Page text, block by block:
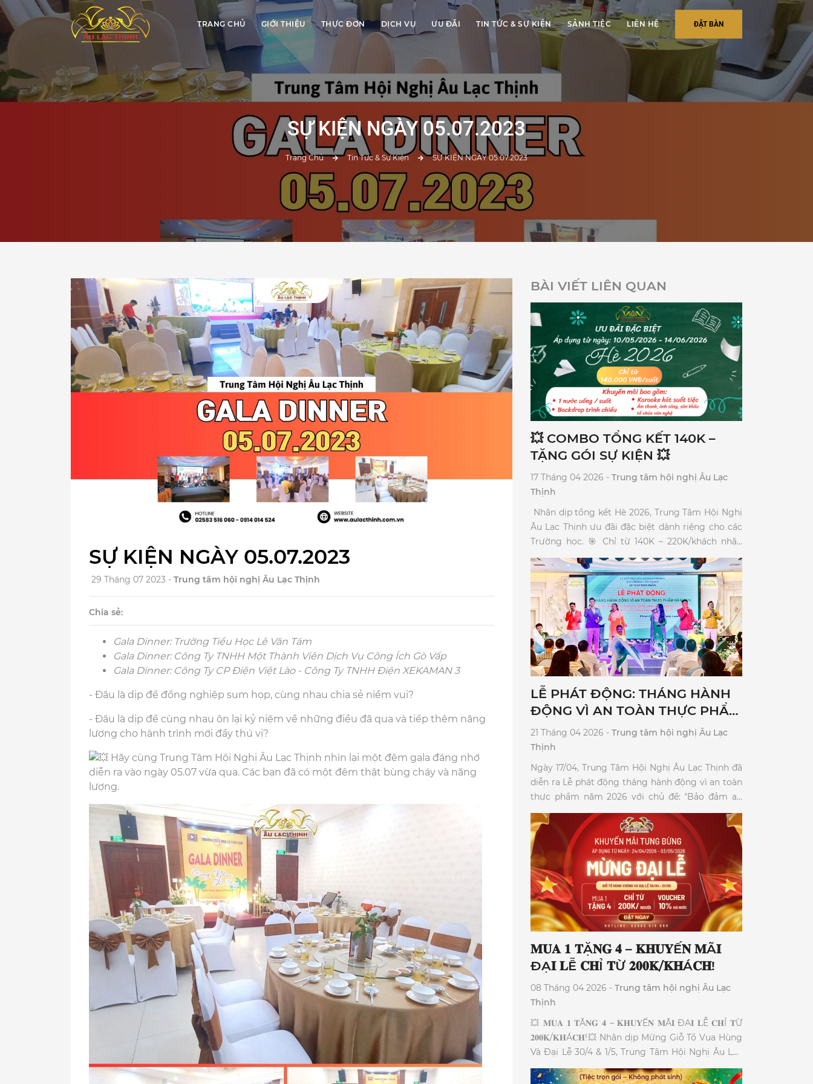
TRANG CHỦ GIỚI THIỆU THỰC ĐƠN DỊCH VỤ ƯU ĐÃI TIN TỨC & SỰ KIỆN SẢNH TIỆC LIÊN HỆ ĐẶT BÀN
SỰ KIỆN NGÀY 05.07.2023
Trang Chủ Tin Tức & Sự Kiện SỰ KIỆN NGÀY 05.07.2023
SỰ KIỆN NGÀY 05.07.2023
29 Tháng 07 2023 - Trung tâm hội nghị Âu Lạc Thịnh
Chia sẻ:
Gala Dinner: Trường Tiểu Học Lê Văn Tám
️Gala Dinner: Công Ty TNHH Một Thành Viên Dịch Vụ Công Ích Gò Vấp
️Gala Dinner: Công Ty CP Điện Việt Lào - Công Ty TNHH Điện XEKAMAN 3
- Đâu là dịp để đồng nghiệp sum họp, cùng nhau chia sẻ niềm vui?
- Đâu là dịp để cùng nhau ôn lại kỷ niệm về những điều đã qua và tiếp thêm năng
lượng cho hành trình mới đầy thú vị?
Hãy cùng Trung Tâm Hội Nghị Âu Lạc Thịnh nhìn lại một đêm gala đáng nhớ
diễn ra vào ngày 05.07 vừa qua. Các bạn đã có một đêm thật bùng cháy và năng
lượng.
BÀI VIẾT LIÊN QUAN
💥 COMBO TỔNG KẾT 140K –
TẶNG GÓI SỰ KIỆN 💥
17 Tháng 04 2026 - Trung tâm hội nghị Âu Lạc
Thịnh
​ Nhân dịp tổng kết Hè 2026, Trung Tâm Hội Nghị
Âu Lạc Thịnh ưu đãi đặc biệt dành riêng cho các
Trường học. 🎯 Chỉ từ 140K – 220K/khách nhận
LỄ PHÁT ĐỘNG: THÁNG HÀNH
ĐỘNG VÌ AN TOÀN THỰC PHẨM
NĂM 2026.
21 Tháng 04 2026 - Trung tâm hội nghị Âu Lạc
Thịnh
Ngày 17/04, Trung Tâm Hội Nghị Âu Lạc Thịnh đã
diễn ra Lễ phát động tháng hành động vì an toàn
thực phẩm năm 2026 với chủ đề: "Bảo đảm an
toàn thực phẩm, phòng ngừa ngộ độc thực
phẩm trong dịch vụ ăn uống và thức ăn đường
phố."
𝐌𝐔𝐀 𝟏 𝐓Ặ𝐍𝐆 𝟒 – 𝐊𝐇𝐔𝐘Ế𝐍 𝐌Ã𝐈
ĐẠ𝐈 𝐋Ễ 𝐂𝐇Ỉ 𝐓Ừ 𝟐𝟎𝟎𝐊/𝐊𝐇Á𝐂𝐇!
08 Tháng 04 2026 - Trung tâm hội nghị Âu Lạc
Thịnh
💥 𝐌𝐔𝐀 𝟏 𝐓Ặ𝐍𝐆 𝟒 – 𝐊𝐇𝐔𝐘Ế𝐍 𝐌Ã𝐈 ĐẠ𝐈 𝐋Ễ 𝐂𝐇Ỉ 𝐓Ừ
𝟐𝟎𝟎𝐊/𝐊𝐇Á𝐂𝐇!💥 Nhân dịp Mừng Giỗ Tổ Vua Hùng
Và Đại Lễ 30/4 & 1/5, Trung Tâm Hội Nghị Âu Lạc
Thịnh Ư𝐮 đã𝐢 đặ𝐜 𝐛𝐢ệ𝐭 dành riêng cho các cơ quan,
hội nhóm. 1️⃣ 𝐓Ặ𝐍𝐆 𝐌Ó𝐍 khai vị: Gỏi Xoài Cá Cơm